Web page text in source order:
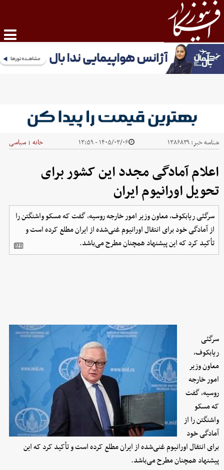
شناسه خبر:۱۳۸۶۸۳۹ ۱۴۰۵/۰۳/۰۶ - ۱۳:۵۹ خانه | سیاسی
اعلام آمادگی مجدد این کشور برای
تحویل اورانیوم ایران
سرگئی ریابکوف، معاون وزیر امور خارجه روسیه، گفت که مسکو واشنگتن را
از آمادگی خود برای انتقال اورانیوم غنی‌شده از ایران مطلع کرده است و
تأکید کرد که این پیشنهاد همچنان مطرح می‌باشد.
سرگئی
ریابکوف،
معاون وزیر
امور خارجه
روسیه، گفت
که مسکو
واشنگتن را از
آمادگی خود
برای انتقال اورانیوم غنی‌شده از ایران مطلع کرده است و تأکید کرد که این
پیشنهاد همچنان مطرح می‌باشد.